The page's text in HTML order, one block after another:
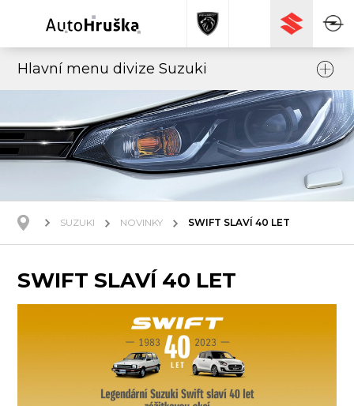
Hlavní menu divize Suzuki
SUZUKI NOVINKY SWIFT SLAVÍ 40 LET
SWIFT SLAVÍ 40 LET